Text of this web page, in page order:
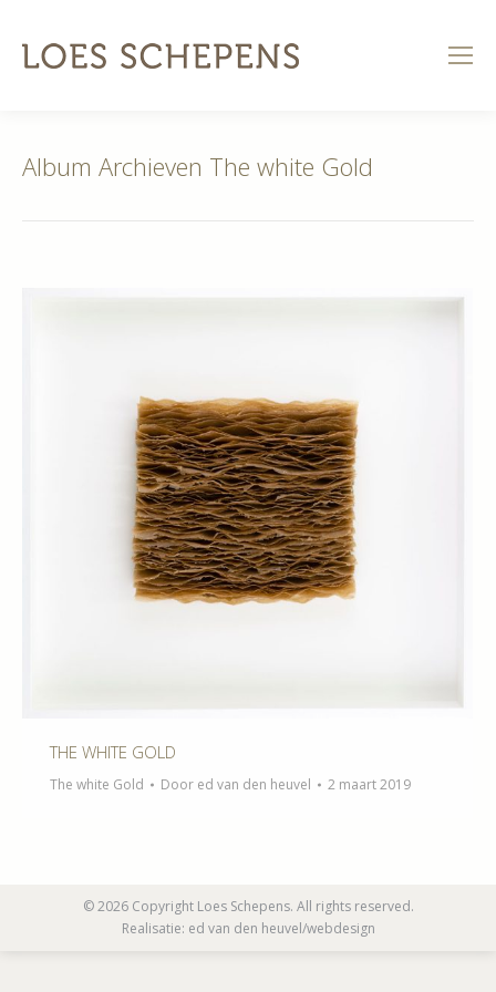
Album Archieven The white Gold
THE WHITE GOLD
The white Gold Door ed van den heuvel 2 maart 2019
© 2026 Copyright Loes Schepens. All rights reserved.
Realisatie: ed van den heuvel/webdesign